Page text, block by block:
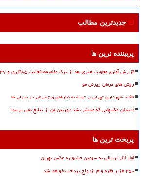
جدیدترین مطالب
پربیننده ترین ها
گزارش آماری معاونت هنری بعد از ترک مخاصمه فعالیت ۸۵گالری و ۴۷ اجرای موسیقی
روش های درمان ریزش مو
تاکید شهرداری تهران بر توجه به نیازهای ویژه زنان در بحران ها
داستان عکسهایی که منتشر نشد دوربین من از تبلیغ نمی ترسد!
پربحث ترین ها
آمار آثار ارسالی به سومین جشنواره عکس تهران
۴۵۰ هزار فقره وام ازدواج پرداخت خواهد شد